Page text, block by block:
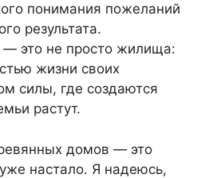
понимания пожеланий
результата.
это не просто жилища:
жизни своих
силы, где создаются
растут.
домов — это
настало. Я надеюсь,